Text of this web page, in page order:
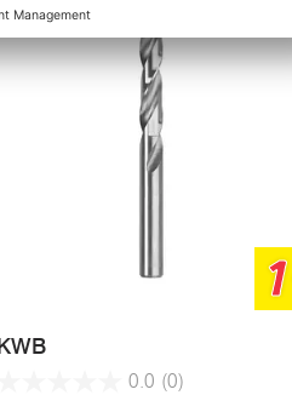
1
0.0 (0)